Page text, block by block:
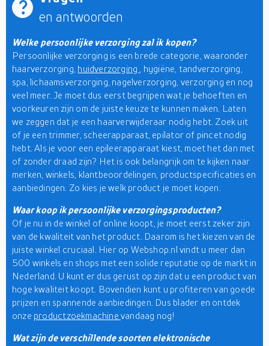
en antwoorden
Welke persoonlijke verzorging zal ik kopen?
Persoonlijke verzorging is een brede categorie, waaronder
haarverzorging, huidverzorging
, hygiëne, tandverzorging,
spa, lichaamsverzorging, nagelverzorging, verzorging en nog
veel meer. Je moet dus eerst begrijpen wat je behoeften en
voorkeuren zijn om de juiste keuze te kunnen maken. Laten
we zeggen dat je een haarverwijderaar nodig hebt. Zoek uit
of je een trimmer, scheerapparaat, epilator of pincet nodig
hebt. Als je voor een epileerapparaat kiest, moet het dan met
of zonder draad zijn? Het is ook belangrijk om te kijken naar
merken, winkels, klantbeoordelingen, productspecificaties en
aanbiedingen. Zo kies je welk product je moet kopen.
Waar koop ik persoonlijke verzorgingsproducten?
Of je nu in de winkel of online koopt, je moet eerst zeker zijn
van de kwaliteit van het product. Daarom is het kiezen van de
juiste winkel cruciaal. Hier op Webshop.nl vindt u meer dan
500 winkels en shops met een solide reputatie op de markt in
Nederland. U kunt er dus gerust op zijn dat u een product van
hoge kwaliteit koopt. Bovendien kunt u profiteren van goede
prijzen en spannende aanbiedingen. Dus blader en ontdek
onze productzoekmachine vandaag nog!
Wat zijn de verschillende soorten elektronische